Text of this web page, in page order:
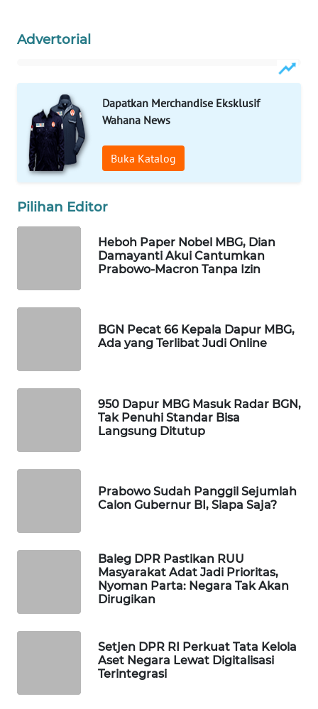
Advertorial
Dapatkan Merchandise Eksklusif
Wahana News
Buka Katalog
Pilihan Editor
Heboh Paper Nobel MBG, Dian
Damayanti Akui Cantumkan
Prabowo-Macron Tanpa Izin
BGN Pecat 66 Kepala Dapur MBG,
Ada yang Terlibat Judi Online
950 Dapur MBG Masuk Radar BGN,
Tak Penuhi Standar Bisa
Langsung Ditutup
Prabowo Sudah Panggil Sejumlah
Calon Gubernur BI, Siapa Saja?
Baleg DPR Pastikan RUU
Masyarakat Adat Jadi Prioritas,
Nyoman Parta: Negara Tak Akan
Dirugikan
Setjen DPR RI Perkuat Tata Kelola
Aset Negara Lewat Digitalisasi
Terintegrasi
WAHANANEWS
SPORT
WAHANA
UMKM
SELEB
HEALTH
LAPAK
MASYARAKAT
ID